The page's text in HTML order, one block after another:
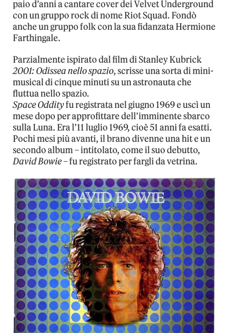
paio d’anni a cantare cover dei Velvet Underground
con un gruppo rock di nome Riot Squad. Fondò
anche un gruppo folk con la sua fidanzata Hermione
Farthingale.
Parzialmente ispirato dal film di Stanley Kubrick
2001: Odissea nello spazio, scrisse una sorta di mini-
musical di cinque minuti su un astronauta che
fluttua nello spazio.
Space Oddityfu registrata nel giugno 1969 e uscì un
mese dopo per approfittare dell’imminente sbarco
sulla Luna. Era l’11 luglio 1969, cioè 51 anni fa esatti.
Pochi mesi più avanti, il brano divenne una hit e un
secondo album – intitolato, come il suo debutto,
David Bowie– fu registrato per fargli da vetrina.